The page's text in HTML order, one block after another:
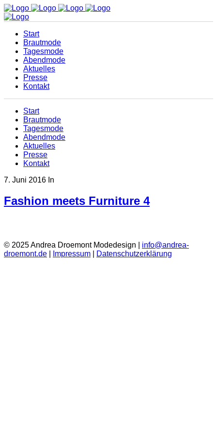
Start
Brautmode
Tagesmode
Abendmode
Aktuelles
Presse
Kontakt
Start
Brautmode
Tagesmode
Abendmode
Aktuelles
Presse
Kontakt
7. Juni 2016 In
Fashion meets Furniture 4
© 2025 Andrea Droemont Modedesign | info@andrea-
droemont.de
Impressum Datenschutzerklärung